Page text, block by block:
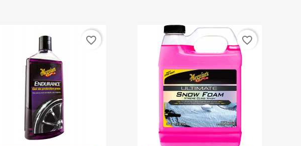
favorite_border favorite_border